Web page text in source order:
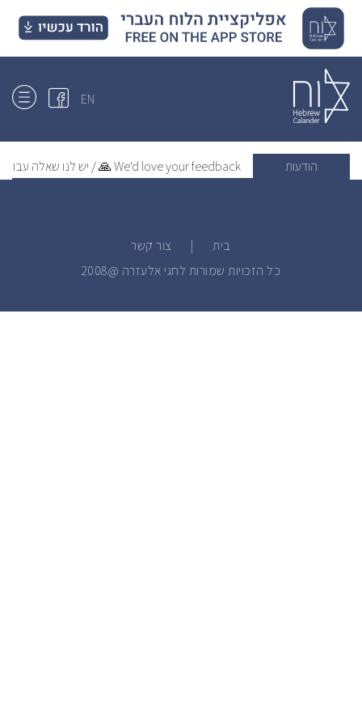
EN
הודעות We'd love your feedback 🙏 / יש לנו שאלה עבורך
בית |
צור קשר
כל הזכויות שמורות לחגי אלעזרה @2008